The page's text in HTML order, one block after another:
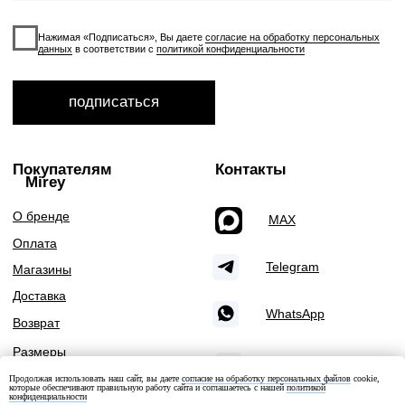
Продолжая использовать наш сайт, вы даете согласие на обработку персональных файлов cookie,
которые обеспечивают правильную работу сайта и соглашаетесь с нашейполитикой
конфиденциальности